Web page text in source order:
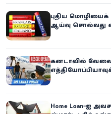
புதிய
ஆய்வு சொல்வது
கனடாவில் வேலை
Home Loan-ஐ